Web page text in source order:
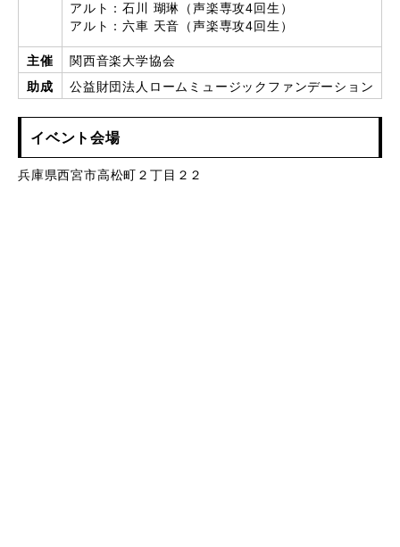
アルト：石川 瑚琳（声楽専攻4回生）
アルト：六車 天音（声楽専攻4回生）
主催
関西音楽大学協会
助成
公益財団法人ロームミュージックファンデーション
イベント会場
兵庫県西宮市高松町２丁目２２